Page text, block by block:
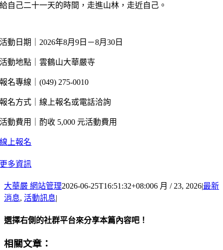
給自己二十一天的時間，走進山林，走近自己。
活動日期｜2026年8月9日－8月30日
活動地點｜雲鶴山大華嚴寺
報名專線｜(049) 275-0010
報名方式｜線上報名或電話洽詢
活動費用｜酌收 5,000 元活動費用
線上報名
更多資訊
大華嚴 網站管理2026-06-25T16:51:32+08:006 月 / 23, 2026|最新
消息, 活動訊息|
選擇右側的社群平台來分享本篇內容吧！
Facebook
X
Email:
相關文章：